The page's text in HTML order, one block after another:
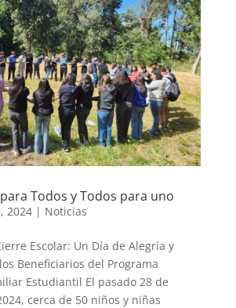
Todos y Todos para uno
2024| Noticias
Escolar: Un Día de Alegría y
Beneficiarios del Programa
Estudiantil El pasado 28 de
cerca de 50 niños y niñas